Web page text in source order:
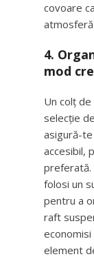
covoare
4.
mod
Un colț
selecție
asigură-te
accesibil,
preferată.
folosi un
pentru a
raft
economisi
element